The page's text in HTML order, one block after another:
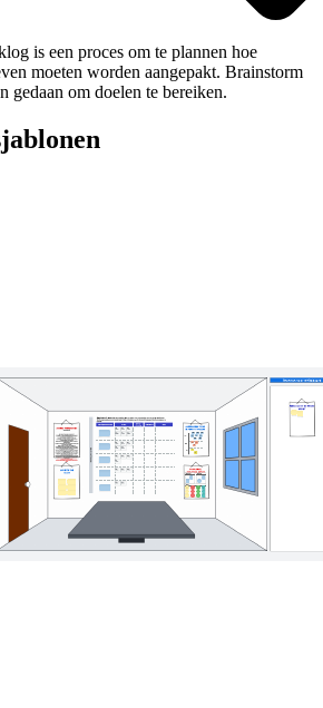
is een proces om te plannen hoe
moeten worden aangepakt. Brainstorm
gedaan om doelen te bereiken.